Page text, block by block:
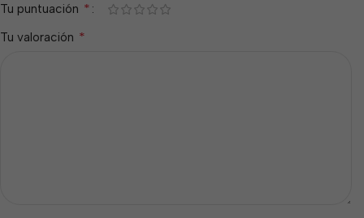
Tu puntuación *
Tu valoración *